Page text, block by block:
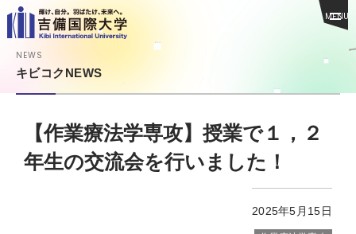
MENU
NEWS
キビコクNEWS
【作業療法学専攻】授業で１，２
年生の交流会を行いました！
2025年5月15日